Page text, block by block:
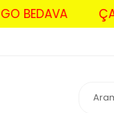
BEDAVA